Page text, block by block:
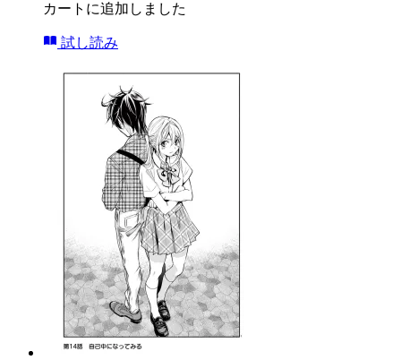
カートに追加しました
試し読み